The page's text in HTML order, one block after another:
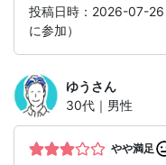
投稿日時：2026-07-26
に参加）
ゆう さん
30代｜男性
やや満足